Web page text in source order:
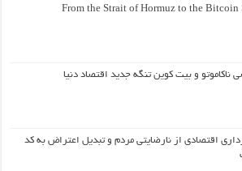
From the Strait of Hormuz to the Bitcoin
ناکاموتو و بیت کوین تنگه جدید اقتصاد دنیا
اقتصادی از نارضایتی مردم و تبدیل اعتراض به کد